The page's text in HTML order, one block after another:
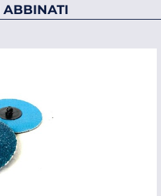
ABBINATI